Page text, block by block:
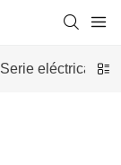
Serie eléctrica